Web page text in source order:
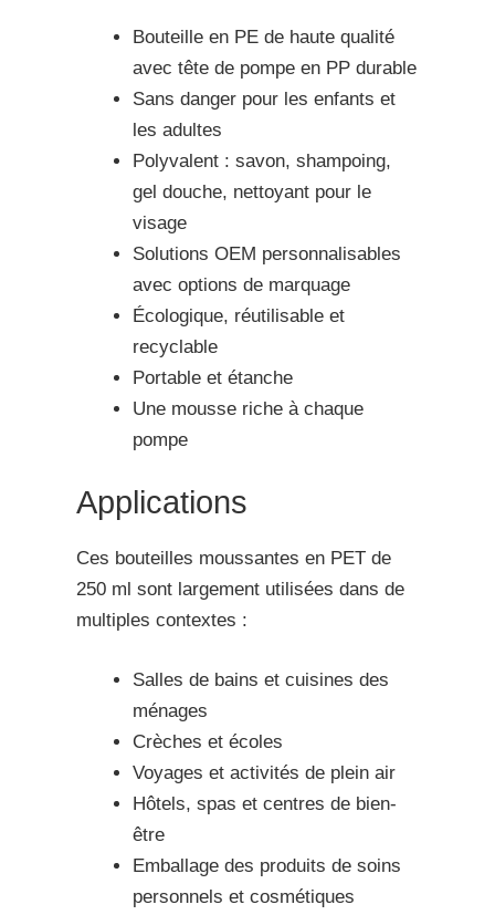
Bouteille en PE de haute qualité
avec tête de pompe en PP durable
Sans danger pour les enfants et
les adultes
Polyvalent : savon, shampoing,
gel douche, nettoyant pour le
visage
Solutions OEM personnalisables
avec options de marquage
Écologique, réutilisable et
recyclable
Portable et étanche
Une mousse riche à chaque
pompe
Applications
Ces bouteilles moussantes en PET de
250 ml sont largement utilisées dans de
multiples contextes :
Salles de bains et cuisines des
ménages
Crèches et écoles
Voyages et activités de plein air
Hôtels, spas et centres de bien-
être
Emballage des produits de soins
personnels et cosmétiques